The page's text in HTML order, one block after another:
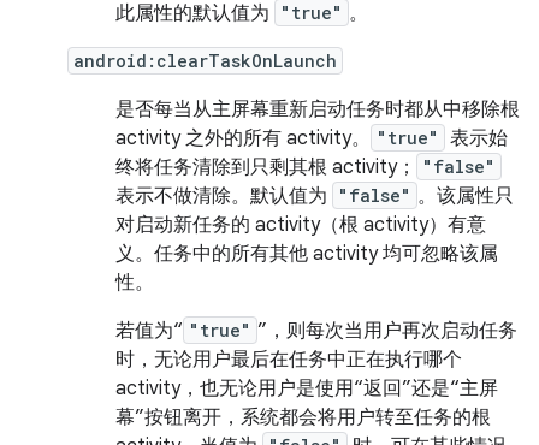
此属性的默认值为
"true" 。
android:clearTaskOnLaunch
是否每当从主屏幕重新启动任务时都从中移除根
activity 之外的所有 activity。
"true"
表示始
终将任务清除到只剩其根 activity；
"false"
表示不做清除。默认值为 "false" 。该属性只
对启动新任务的 activity（根 activity）有意
义。任务中的所有其他 activity 均可忽略该属
性。
若值为“ "true" ”，则每次当用户再次启动任务
时，无论用户最后在任务中正在执行哪个
activity，也无论用户是使用“返回”还是“主屏
幕”按钮离开，系统都会将用户转至任务的根